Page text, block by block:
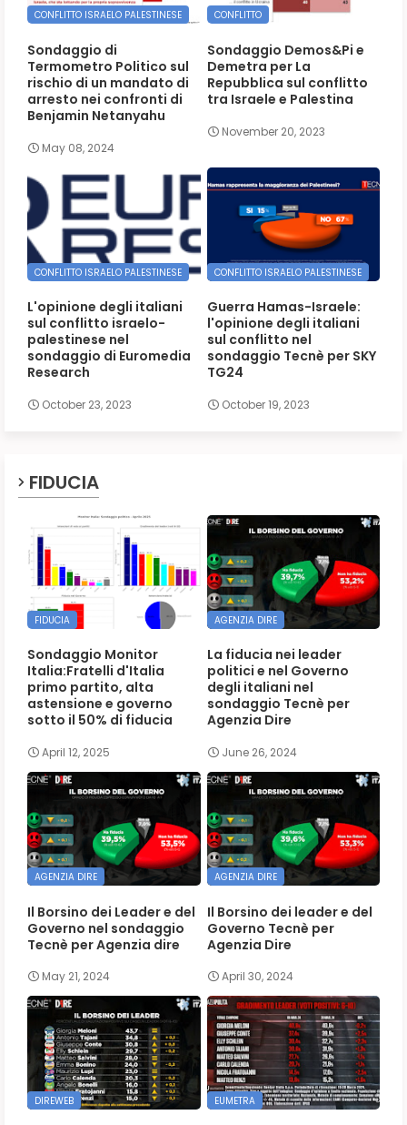
CONFLITTO ISRAELO PALESTINESE
Sondaggio di
Termometro Politico sul
rischio di un mandato di
arresto nei confronti di
Benjamin Netanyahu
May 08, 2024
CONFLITTO
Sondaggio Demos&Pi e
Demetra per La
Repubblica sul conflitto
tra Israele e Palestina
November 20, 2023
CONFLITTO ISRAELO PALESTINESE
L'opinione degli italiani
sul conflitto israelo-
palestinese nel
sondaggio di Euromedia
Research
October 23, 2023
CONFLITTO ISRAELO PALESTINESE
Guerra Hamas-Israele:
l'opinione degli italiani
sul conflitto nel
sondaggio Tecnè per SKY
TG24
October 19, 2023
FIDUCIA
FIDUCIA
Sondaggio Monitor
Italia:Fratelli d'Italia
primo partito, alta
astensione e governo
sotto il 50% di fiducia
April 12, 2025
AGENZIA DIRE
La fiducia nei leader
politici e nel Governo
degli italiani nel
sondaggio Tecnè per
Agenzia Dire
June 26, 2024
AGENZIA DIRE
Il Borsino dei Leader e del
Governo nel sondaggio
Tecnè per Agenzia dire
May 21, 2024
AGENZIA DIRE
Il Borsino dei leader e del
Governo Tecnè per
Agenzia Dire
April 30, 2024
DIREWEB EUMETRA